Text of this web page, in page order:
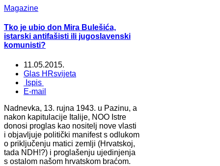
Magazine
Tko je ubio don Mira Bulešića,
istarski antifašisti ili jugoslavenski
komunisti?
11.05.2015.
Glas HRsvijeta
Ispis
E-mail
Nadnevka, 13. rujna 1943. u Pazinu, a
nakon kapitulacije Italije, NOO Istre
donosi proglas kao nositelj nove vlasti
i objavljuje politički manifest s odlukom
o priključenju matici zemlji (Hrvatskoj,
tada NDH!?) i proglašenju ujedinjenja
s ostalom našom hrvatskom braćom.